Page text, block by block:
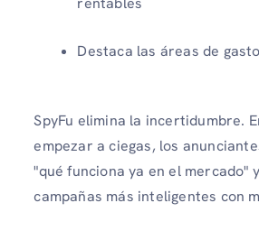
Destaca las áreas de
SpyFu elimina la incertidumbre.
empezar a ciegas, los
"qué funciona ya en el mercado"
campañas más inteligentes con